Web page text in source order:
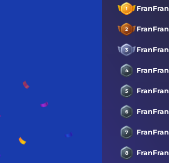
1 FranFran
2 FranFran
3 FranFran
4 FranFran
5 FranFran
6 FranFran
7 FranFran
8 FranFran